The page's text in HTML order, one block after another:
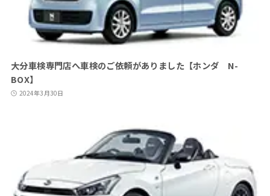
大分車検専門店へ車検のご依頼がありました【ホンダ N-
BOX】
2024年3月30日